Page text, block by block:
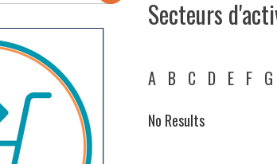
Secteurs
A B C D E F G
No Results